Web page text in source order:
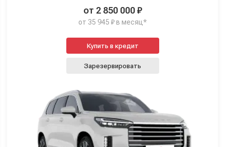
от 2 850 000 ₽
от 35 945 ₽ в месяц*
Купить в кредит
Зарезервировать